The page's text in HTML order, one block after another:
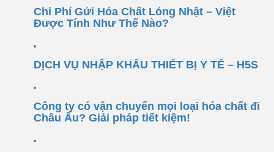
Chi Phí Gửi Hóa Chất Lỏng Nhật – Việt
Được Tính Như Thế Nào?
DỊCH VỤ NHẬP KHẨU THIẾT BỊ Y TẾ – H5S
Công ty có vận chuyển mọi loại hóa chất đi
Châu Âu? Giải pháp tiết kiệm!